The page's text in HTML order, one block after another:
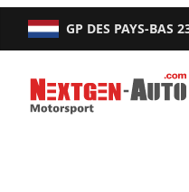
GP DES PAYS-BAS
Nextgen-Auto.com